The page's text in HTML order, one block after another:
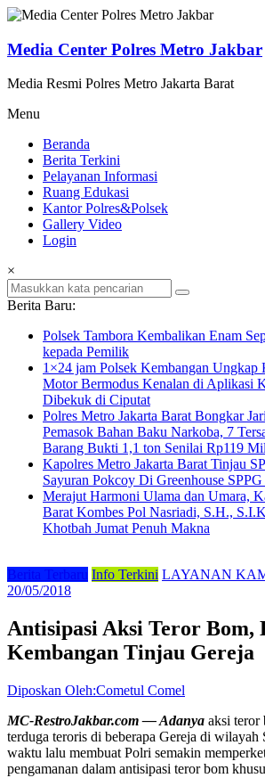
Lompat
konten
Media Center Polres Metro Jakbar
Media Resmi Polres Metro Jakarta Barat
Menu
Beranda
Berita Terkini
Pelayanan Informasi
Ruang Edukasi
Kantor Polres&Polsek
Gallery Video
Login
×
Berita Baru:
Polsek Tambora Kembalikan Enam
kepada Pemilik
1×24 jam Polsek Kembangan Ungkap
Motor Bermodus Kenalan di Aplikasi
Dibekuk di Ciputat
Polres Metro Jakarta Barat Bongkar
Pemasok Bahan Baku Narkoba, 7
Barang Bukti 1,1 ton Senilai Rp119
Kapolres Metro Jakarta Barat Tinjau
Sayuran Pokcoy Di Greenhouse
Merajut Harmoni Ulama dan Umara,
Barat Kombes Pol Nasriadi, S.H.,
Khotbah Jumat Penuh Makna
Berita Terbaru Info Terkini LAYANAN
20/05/2018
Antisipasi Aksi Teror Bom,
Kembangan Tinjau Gereja
Diposkan Oleh:Cometul Comel
MC-RestroJakbar.com — Adanya aksi teror
terduga teroris di beberapa Gereja di wilayah
waktu lalu membuat Polri semakin
pengamanan dalam antisipasi teror bom